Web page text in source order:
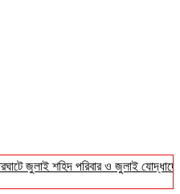
জুলাই শহিদ পরিবার ও জুলাই যোদ্ধাদের